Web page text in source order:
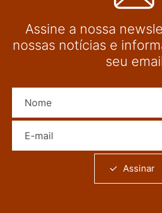
Assine a nossa
nossas notícias e
seu
Assinar